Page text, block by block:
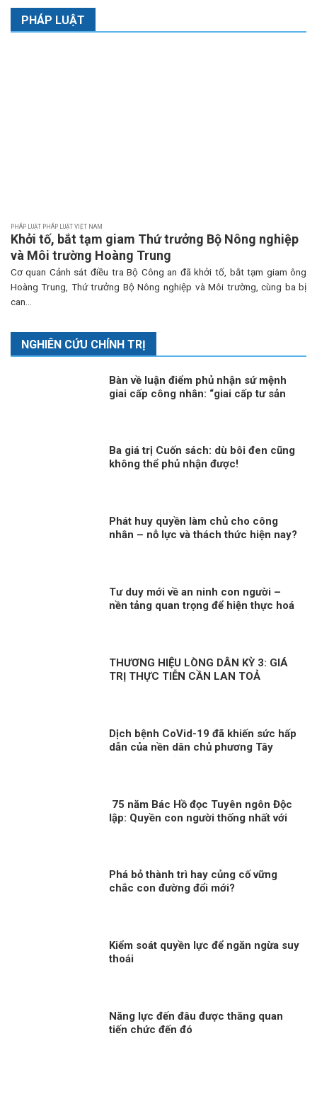
PHÁP LUẬT
PHÁP LUẬT PHÁP LUẬT VIỆT NAM
Khởi tố, bắt tạm giam Thứ trưởng Bộ Nông nghiệp
và Môi trường Hoàng Trung
Cơ quan Cảnh sát điều tra Bộ Công an đã khởi tố, bắt tạm giam ông
Hoàng Trung, Thứ trưởng Bộ Nông nghiệp và Môi trường, cùng ba bị
can...
NGHIÊN CỨU CHÍNH TRỊ
Bàn về luận điểm phủ nhận sứ mệnh
giai cấp công nhân: “giai cấp tư sản
Ba giá trị Cuốn sách: dù bôi đen cũng
không thể phủ nhận được!
Phát huy quyền làm chủ cho công
nhân – nỗ lực và thách thức hiện nay?
Tư duy mới về an ninh con người –
nền tảng quan trọng để hiện thực hoá
THƯƠNG HIỆU LÒNG DÂN KỲ 3: GIÁ
TRỊ THỰC TIỄN CẦN LAN TOẢ
Dịch bệnh CoVid-19 đã khiến sức hấp
dẫn của nền dân chủ phương Tây
75 năm Bác Hồ đọc Tuyên ngôn Độc
lập: Quyền con người thống nhất với
Phá bỏ thành trì hay củng cố vững
chắc con đường đổi mới?
Kiểm soát quyền lực để ngăn ngừa suy
thoái
Năng lực đến đâu được thăng quan
tiến chức đến đó